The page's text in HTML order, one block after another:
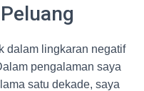
dalam lingkaran negatif
pengalaman saya
satu dekade, saya